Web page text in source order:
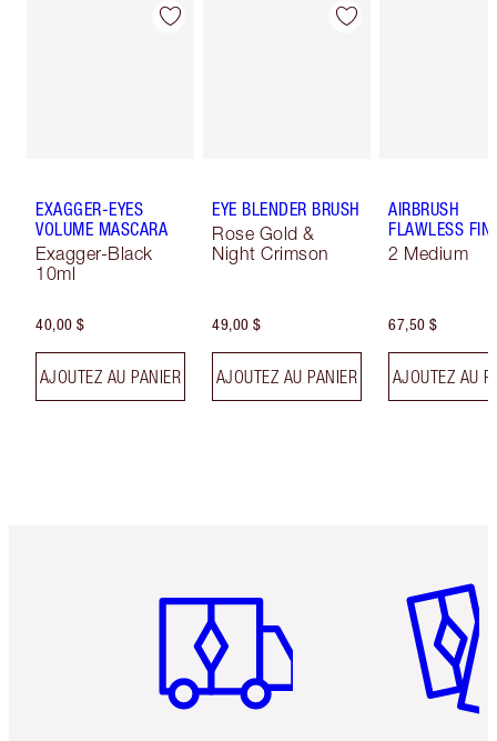
EXAGGER-EYES
VOLUME MASCARA
Exagger-Black
10ml
40,00 $
AJOUTEZ AU PANIER
EYE BLENDER BRUSH
Rose Gold &
Night Crimson
49,00 $
AJOUTEZ AU PANIER
AIRBRUSH
FLAWLESS
2 Medium
67,50 $
AJOUTEZ AU